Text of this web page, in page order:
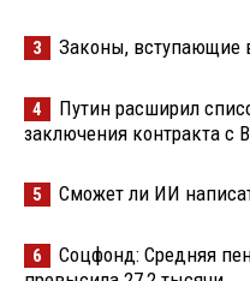
3 Законы, вступающие
4
Путин расширил
заключения контракта с
5 Сможет ли ИИ
6
Соцфонд: Средняя